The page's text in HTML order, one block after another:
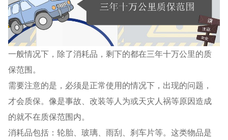
一般情况下，除了消耗品，剩下的都在三年十万公里的质
保范围。
需要注意的是，必须是正常使用的情况下，出现的问题，
才会质保。像是事故、改装等人为或天灾人祸等原因造成
的就不在质保范围内。
消耗品包括：轮胎、玻璃、雨刮、刹车片等。这类物品是